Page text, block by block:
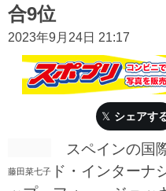
合9位
2023年9月24日 21:17
シェアす
藤田菜七子
スペインの国
ド・インターナ